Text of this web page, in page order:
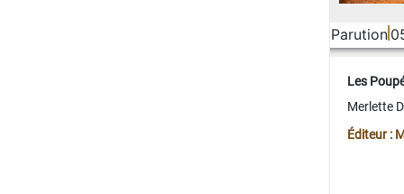
Parution
Les
Merlette
Éditeur :